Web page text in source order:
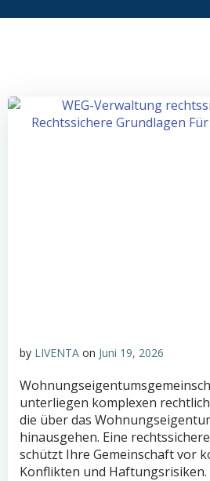
by LIVENTA on Juni 19, 2026
unterliegen komplexen
die über das
hinausgehen. Eine
schützt Ihre Gemeinschaft vor
Konflikten und Haftungsrisiken.